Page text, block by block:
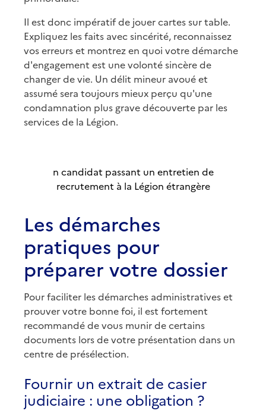
Il est donc impératif de jouer cartes sur table.
Expliquez les faits avec sincérité, reconnaissez
vos erreurs et montrez en quoi votre démarche
d'engagement est une volonté sincère de
changer de vie. Un délit mineur avoué et
assumé sera toujours mieux perçu qu'une
condamnation plus grave découverte par les
services de la Légion.
n candidat passant un entretien de
recrutement à la Légion étrangère
Les démarches
pratiques pour
préparer votre dossier
Pour faciliter les démarches administratives et
prouver votre bonne foi, il est fortement
recommandé de vous munir de certains
documents lors de votre présentation dans un
centre de présélection.
Fournir un extrait de casier
judiciaire : une obligation ?